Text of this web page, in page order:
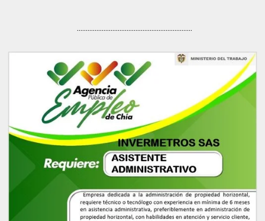
.................................................................